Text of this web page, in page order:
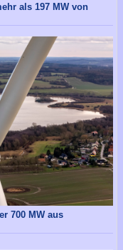
als 197 MW von
700 MW aus